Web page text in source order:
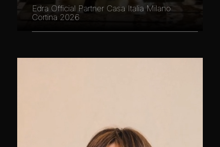
Edra Official Partner Casa Italia Milano
Cortina 2026